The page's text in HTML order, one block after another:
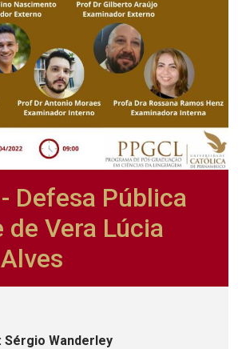
Defesa Pública
de Vera Lúcia
: Sérgio Wanderley